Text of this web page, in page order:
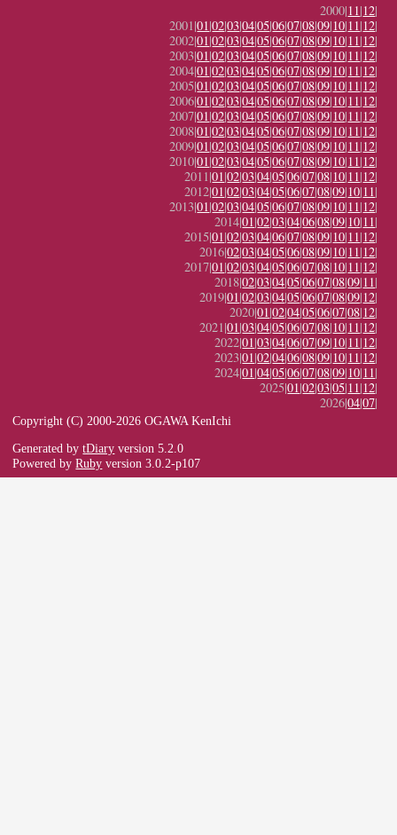
2000|11|12|
2001|01|02|03|04|05|06|07|08|09|10|11|12|
2002|01|02|03|04|05|06|07|08|09|10|11|12|
2003|01|02|03|04|05|06|07|08|09|10|11|12|
2004|01|02|03|04|05|06|07|08|09|10|11|12|
2005|01|02|03|04|05|06|07|08|09|10|11|12|
2006|01|02|03|04|05|06|07|08|09|10|11|12|
2007|01|02|03|04|05|06|07|08|09|10|11|12|
2008|01|02|03|04|05|06|07|08|09|10|11|12|
2009|01|02|03|04|05|06|07|08|09|10|11|12|
2010|01|02|03|04|05|06|07|08|09|10|11|12|
2011|01|02|03|04|05|06|07|08|10|11|12|
2012|01|02|03|04|05|06|07|08|09|10|11|
2013|01|02|03|04|05|06|07|08|09|10|11|12|
2014|01|02|03|04|06|08|09|10|11|
2015|01|02|03|04|06|07|08|09|10|11|12|
2016|02|03|04|05|06|08|09|10|11|12|
2017|01|02|03|04|05|06|07|08|10|11|12|
2018|02|03|04|05|06|07|08|09|11|
2019|01|02|03|04|05|06|07|08|09|12|
2020|01|02|04|05|06|07|08|12|
2021|01|03|04|05|06|07|08|10|11|12|
2022|01|03|04|06|07|09|10|11|12|
2023|01|02|04|06|08|09|10|11|12|
2024|01|04|05|06|07|08|09|10|11|
2025|01|02|03|05|11|12|
2026|04|07|
Copyright (C) 2000-2026 OGAWA KenIchi
Generated bytDiary version 5.2.0
Powered byRuby version 3.0.2-p107